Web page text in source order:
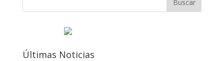
Últimas Noticias